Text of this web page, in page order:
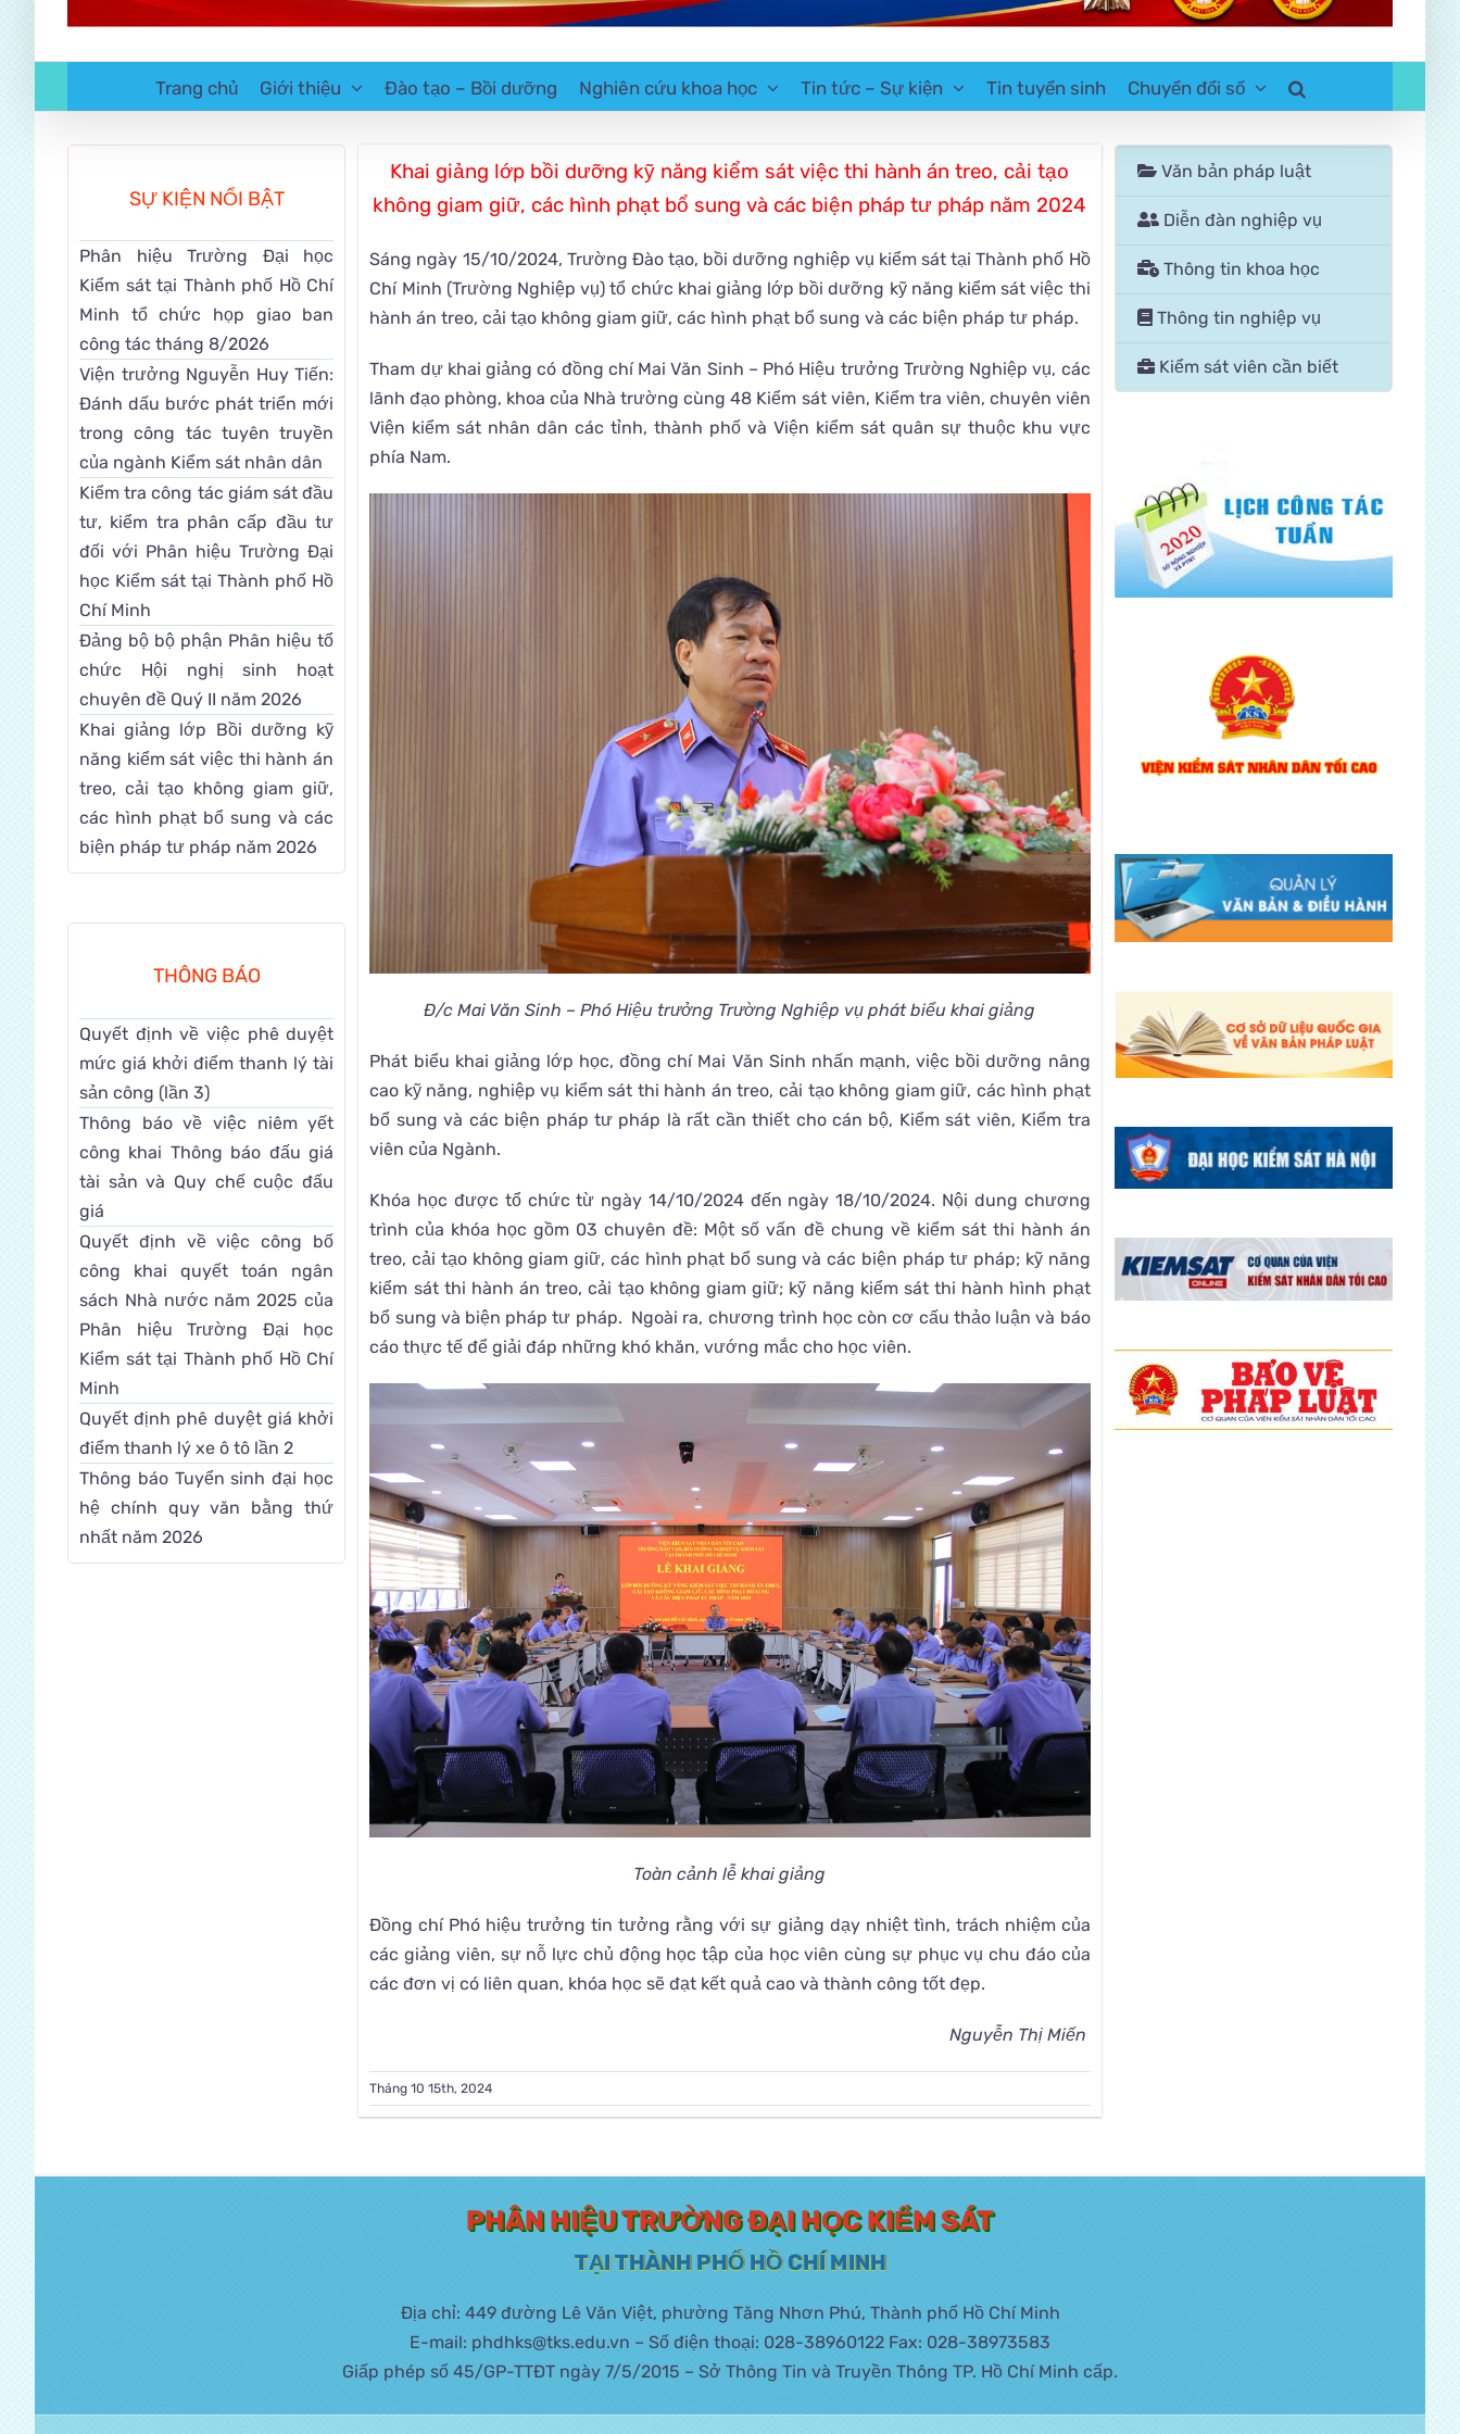
Trang chủ Giới thiệu Đào tạo – Bồi dưỡng Nghiên cứu khoa học Tin tức – Sự kiện Tin tuyển sinh Chuyển đổi số
Khai giảng lớp bồi dưỡng kỹ năng kiểm sát việc thi hành án treo, cải tạo
không giam giữ, các hình phạt bổ sung và các biện pháp tư pháp năm 2024
Sáng ngày 15/10/2024, Trường Đào tạo, bồi dưỡng nghiệp vụ kiểm sát tại Thành phố Hồ
Chí Minh (Trường Nghiệp vụ) tổ chức khai giảng lớp bồi dưỡng kỹ năng kiểm sát việc thi
hành án treo, cải tạo không giam giữ, các hình phạt bổ sung và các biện pháp tư pháp.
Tham dự khai giảng có đồng chí Mai Văn Sinh – Phó Hiệu trưởng Trường Nghiệp vụ, các
lãnh đạo phòng, khoa của Nhà trường cùng 48 Kiểm sát viên, Kiểm tra viên, chuyên viên
Viện kiểm sát nhân dân các tỉnh, thành phố và Viện kiểm sát quân sự thuộc khu vực
phía Nam.
Đ/c Mai Văn Sinh – Phó Hiệu trưởng Trường Nghiệp vụ phát biểu khai giảng
Phát biểu khai giảng lớp học, đồng chí Mai Văn Sinh nhấn mạnh, việc bồi dưỡng nâng
cao kỹ năng, nghiệp vụ kiểm sát thi hành án treo, cải tạo không giam giữ, các hình phạt
bổ sung và các biện pháp tư pháp là rất cần thiết cho cán bộ, Kiểm sát viên, Kiểm tra
viên của Ngành.
Khóa học được tổ chức từ ngày 14/10/2024 đến ngày 18/10/2024. Nội dung chương
trình của khóa học gồm 03 chuyên đề: Một số vấn đề chung về kiểm sát thi hành án
treo, cải tạo không giam giữ, các hình phạt bổ sung và các biện pháp tư pháp; kỹ năng
kiểm sát thi hành án treo, cải tạo không giam giữ; kỹ năng kiểm sát thi hành hình phạt
bổ sung và biện pháp tư pháp. Ngoài ra, chương trình học còn cơ cấu thảo luận và báo
cáo thực tế để giải đáp những khó khăn, vướng mắc cho học viên.
Toàn cảnh lễ khai giảng
Đồng chí Phó hiệu trưởng tin tưởng rằng với sự giảng dạy nhiệt tình, trách nhiệm của
các giảng viên, sự nỗ lực chủ động học tập của học viên cùng sự phục vụ chu đáo của
các đơn vị có liên quan, khóa học sẽ đạt kết quả cao và thành công tốt đẹp.
Nguyễn Thị Miến
Tháng 10 15th, 2024
SỰ KIỆN NỔI BẬT
Phân hiệu Trường Đại học
Kiểm sát tại Thành phố Hồ Chí
Minh tổ chức họp giao ban
công tác tháng 8/2026
Viện trưởng Nguyễn Huy Tiến:
Đánh dấu bước phát triển mới
trong công tác tuyên truyền
của ngành Kiểm sát nhân dân
Kiểm tra công tác giám sát đầu
tư, kiểm tra phân cấp đầu tư
đối với Phân hiệu Trường Đại
học Kiểm sát tại Thành phố Hồ
Chí Minh
Đảng bộ bộ phận Phân hiệu tổ
chức Hội nghị sinh hoạt
chuyên đề Quý II năm 2026
Khai giảng lớp Bồi dưỡng kỹ
năng kiểm sát việc thi hành án
treo, cải tạo không giam giữ,
các hình phạt bổ sung và các
biện pháp tư pháp năm 2026
THÔNG BÁO
Quyết định về việc phê duyệt
mức giá khởi điểm thanh lý tài
sản công (lần 3)
Thông báo về việc niêm yết
công khai Thông báo đấu giá
tài sản và Quy chế cuộc đấu
giá
Quyết định về việc công bố
công khai quyết toán ngân
sách Nhà nước năm 2025 của
Phân hiệu Trường Đại học
Kiểm sát tại Thành phố Hồ Chí
Minh
Quyết định phê duyệt giá khởi
điểm thanh lý xe ô tô lần 2
Thông báo Tuyển sinh đại học
hệ chính quy văn bằng thứ
nhất năm 2026
Văn bản pháp luật
Diễn đàn nghiệp vụ
Thông tin khoa học
Thông tin nghiệp vụ
Kiểm sát viên cần biết
PHÂN HIỆU TRƯỜNG ĐẠI HỌC KIỂM SÁT
TẠI THÀNH PHỐ HỒ CHÍ MINH
Địa chỉ: 449 đường Lê Văn Việt, phường Tăng Nhơn Phú, Thành phố Hồ Chí Minh
E-mail: phdhks@tks.edu.vn – Số điện thoại: 028-38960122 Fax: 028-38973583
Giấp phép số 45/GP-TTĐT ngày 7/5/2015 – Sở Thông Tin và Truyền Thông TP. Hồ Chí Minh cấp.